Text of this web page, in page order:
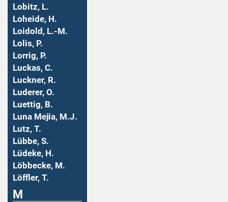
Lobitz, L.
Loheide, H.
Loidold, L.-M.
Lolis, P.
Lorrig, P.
Luckas, C.
Luckner, R.
Luderer, O.
Luettig, B.
Luna Mejia, M.J.
Lutz, T.
Lübbe, S.
Lüdeke, H.
Löbbecke, M.
Löffler, T.
M